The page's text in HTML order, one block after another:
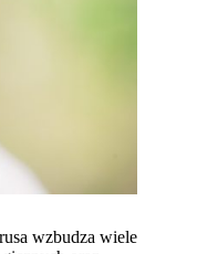
wzbudza wiele